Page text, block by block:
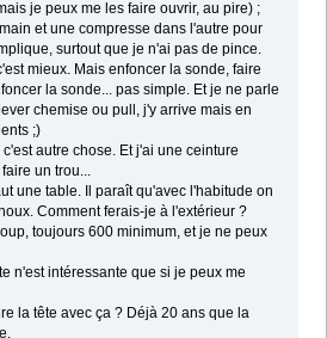
je peux me les faire ouvrir, au pire) ;
et une compresse dans l'autre pour
surtout que je n'ai pas de pince.
mieux. Mais enfoncer la sonde, faire
la sonde... pas simple. Et je ne parle
chemise ou pull, j'y arrive mais en
;)
autre chose. Et j'ai une ceinture
un trou...
une table. Il paraît qu'avec l'habitude on
Comment ferais-je à l'extérieur ?
toujours 600 minimum, et je ne peux
n'est intéressante que si je peux me
la tête avec ça ? Déjà 20 ans que la